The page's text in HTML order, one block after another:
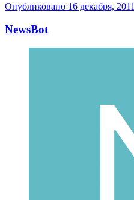
Опубликовано 16 декабря, 2011
NewsBot